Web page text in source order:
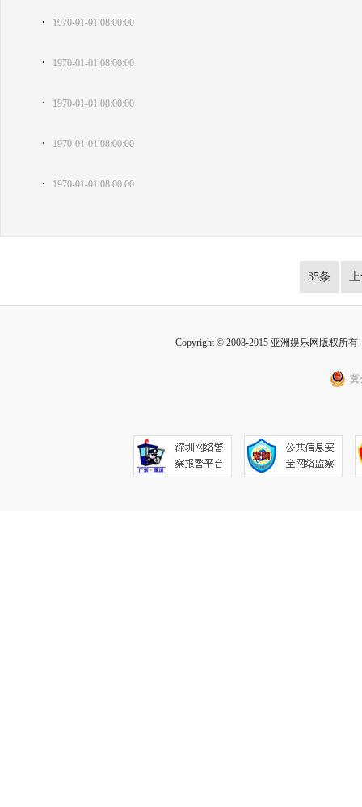
· 1970-01-01 08:00:00
· 1970-01-01 08:00:00
· 1970-01-01 08:00:00
· 1970-01-01 08:00:00
· 1970-01-01 08:00:00
35条
Copyright © 2008-2015 亚洲娱乐网版权所
冀